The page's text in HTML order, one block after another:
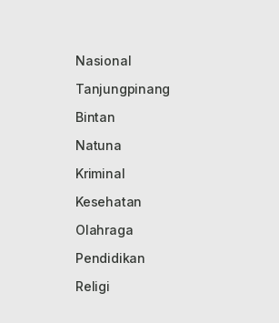
Nasional
Tanjungpinang
Bintan
Natuna
Kriminal
Kesehatan
Olahraga
Pendidikan
Religi